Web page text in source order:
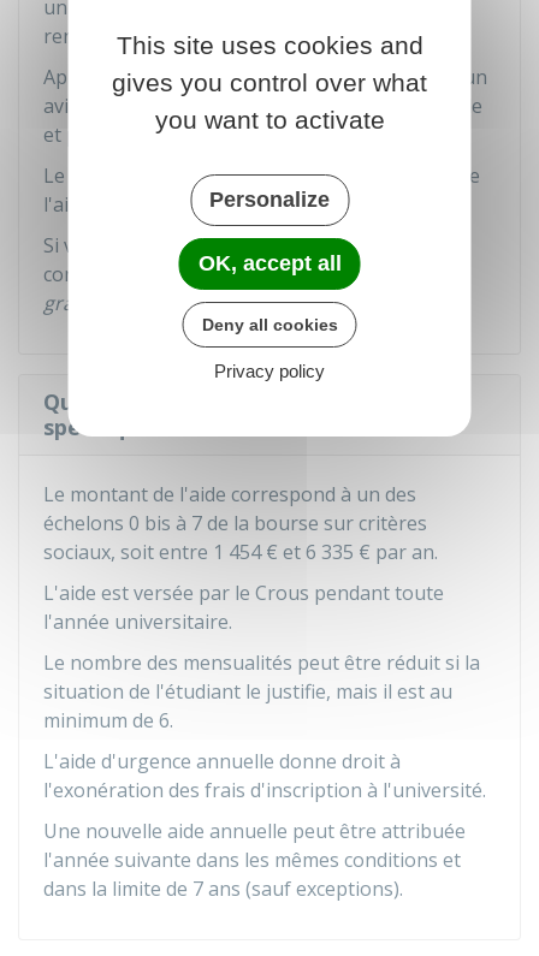
universitaire et des difficultés que vous
rencontrez.
Après examen du dossier, la commission émet un
avis d'attribution ou de refus d'attribution d'aide
et propose au directeur du Crous un montant.
Le directeur du Crous décide du montant final de
l'aide.
Si vous souhaitez contester une décision vous
concernant, vous pouvez faire un recours
gracieux
auprès du directeur du Crous.
Quel est le montant de l'allocation
spécifique annuelle ?
Le montant de l'aide correspond à un des
échelons 0 bis à 7 de la bourse sur critères
sociaux, soit entre 1 454 € et6 335 € par an.
L'aide est versée par le Crous pendant toute
l'année universitaire.
Le nombre des mensualités peut être réduit si la
situation de l'étudiant le justifie, mais il est au
minimum de 6.
L'aide d'urgence annuelle donne droit à
l'exonération des frais d'inscription à l'université.
Une nouvelle aide annuelle peut être attribuée
l'année suivante dans les mêmes conditions et
dans la limite de 7 ans (sauf exceptions).
This site uses cookies and
gives you control over what
you want to activate
Personalize
OK, accept all
Deny all cookies
Privacy policy